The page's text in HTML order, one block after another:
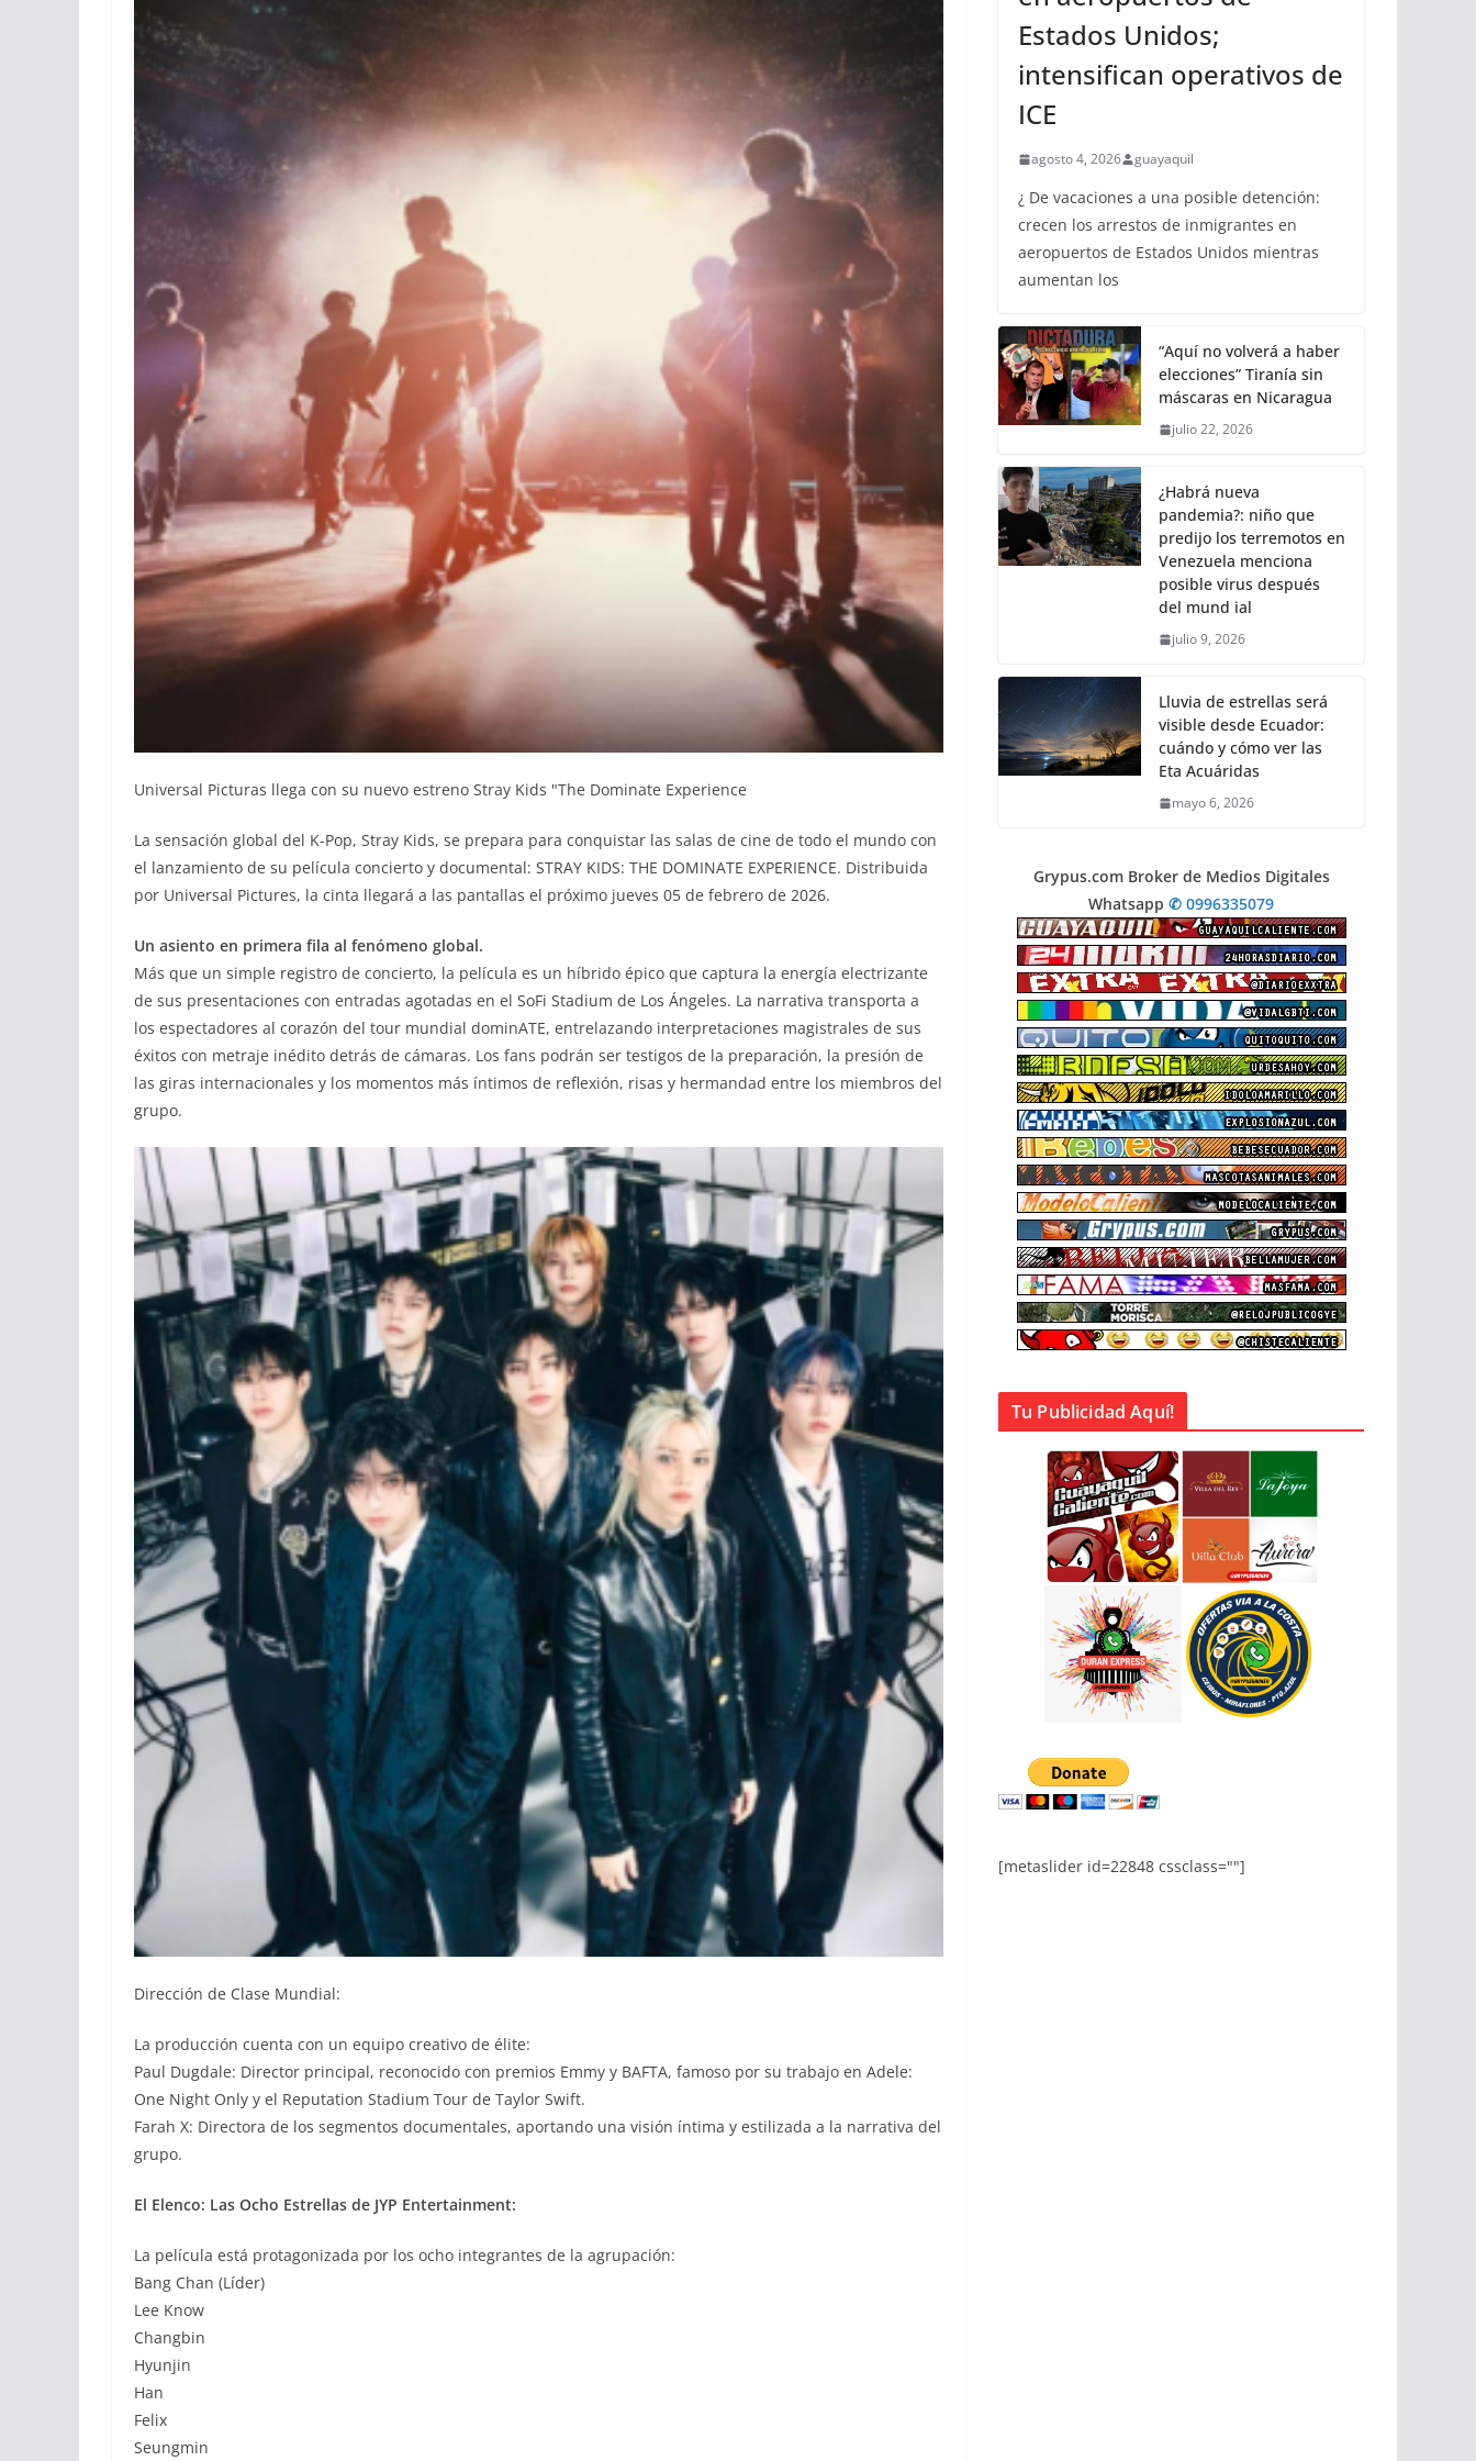
Universal Picturas llega con su nuevo estreno Stray Kids "The Dominate Experience
La sensación global del K-Pop, Stray Kids, se prepara para conquistar las salas de cine de todo el mundo con
el lanzamiento de su película concierto y documental: STRAY KIDS: THE DOMINATE EXPERIENCE. Distribuida
por Universal Pictures, la cinta llegará a las pantallas el próximo jueves 05 de febrero de 2026.
Un asiento en primera fila al fenómeno global.
Más que un simple registro de concierto, la película es un híbrido épico que captura la energía electrizante
de sus presentaciones con entradas agotadas en el SoFi Stadium de Los Ángeles. La narrativa transporta a
los espectadores al corazón del tour mundial dominATE, entrelazando interpretaciones magistrales de sus
éxitos con metraje inédito detrás de cámaras. Los fans podrán ser testigos de la preparación, la presión de
las giras internacionales y los momentos más íntimos de reflexión, risas y hermandad entre los miembros del
grupo.
Dirección de Clase Mundial:
La producción cuenta con un equipo creativo de élite:
Paul Dugdale: Director principal, reconocido con premios Emmy y BAFTA, famoso por su trabajo en Adele:
One Night Only y el Reputation Stadium Tour de Taylor Swift.
Farah X: Directora de los segmentos documentales, aportando una visión íntima y estilizada a la narrativa del
grupo.
El Elenco: Las Ocho Estrellas de JYP Entertainment:
La película está protagonizada por los ocho integrantes de la agrupación:
Bang Chan (Líder)
Lee Know
Changbin
Hyunjin
Han
Felix
Seungmin
Estados Unidos;
intensifican operativos de
ICE
agosto 4, 2026 guayaquil
¿ De vacaciones a una posible detención:
crecen los arrestos de inmigrantes en
aeropuertos de Estados Unidos mientras
aumentan los
“Aquí no volverá a haber
elecciones” Tiranía sin
máscaras en Nicaragua
julio 22, 2026
¿Habrá nueva
pandemia?: niño que
predijo los terremotos en
Venezuela menciona
posible virus después
del mund ial
julio 9, 2026
Lluvia de estrellas será
visible desde Ecuador:
cuándo y cómo ver las
Eta Acuáridas
mayo 6, 2026
Grypus.com Broker de Medios Digitales
Whatsapp ✆ 0996335079
Tu Publicidad Aquí!
[metaslider id=22848 cssclass=""]